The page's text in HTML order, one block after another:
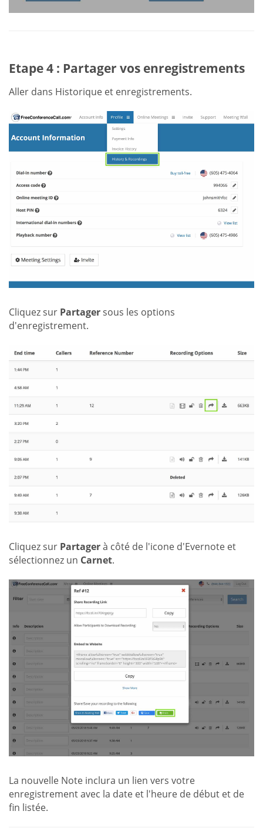
Etape 4 : Partager vos enregistrements
Aller dans Historique et enregistrements.
Cliquez sur Partagersous les options
d'enregistrement.
Cliquez sur Partagerà côté de l'icone d'Evernote et
sélectionnez un Carnet.
La nouvelle Note inclura un lien vers votre
enregistrement avec la date et l'heure de début et de
fin listée.